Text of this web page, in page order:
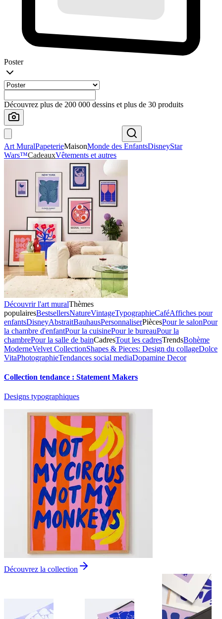
Poster
Découvrez plus de 200 000 dessins et plus de 30 produits
Art MuralPapeterieMaisonMonde des EnfantsDisneyStar
Wars™CadeauxVêtements et autres
Découvrir l'art muralThèmes
populairesBestsellersNatureVintageTypographieCaféAffiches pour
enfantsDisneyAbstraitBauhausPersonnaliserPiècesPour le salonPour
la chambre d'enfantPour la cuisinePour le bureauPour la
chambrePour la salle de bainCadresTout les cadresTrendsBohème
ModerneVelvet CollectionShapes & Pieces: Design du collageDolce
VitaPhotographieTendances social mediaDopamine Decor
Collection tendance : Statement Makers
Designs typographiques
Découvrez la collection